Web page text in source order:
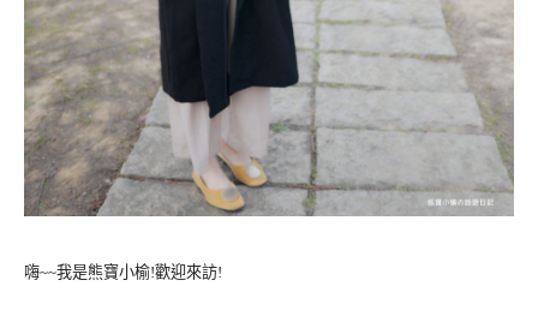
嗨~~我是熊寶小榆!歡迎來訪!